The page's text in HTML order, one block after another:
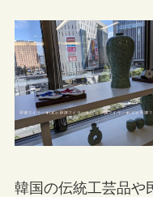
韓国の伝統工芸品や